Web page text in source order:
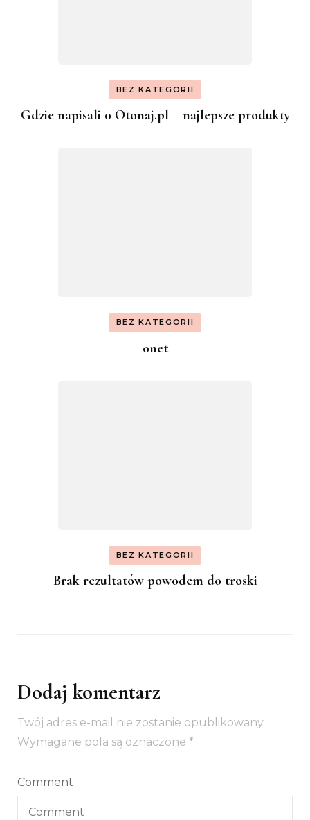
BEZ KATEGORII
Gdzie napisali o Otonaj.pl – najlepsze produkty
BEZ KATEGORII
onet
BEZ KATEGORII
Brak rezultatów powodem do troski
Dodaj komentarz
Twój adres e-mail nie zostanie opublikowany.
Wymagane pola są oznaczone *
Comment